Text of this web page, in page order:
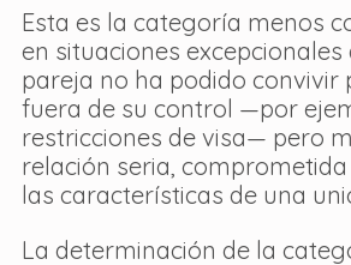
Esta es la categoría menos
en situaciones excepcionales
pareja no ha podido convivir
fuera de su control —por
restricciones de visa— pero
relación seria,
las características de una
La determinación de la